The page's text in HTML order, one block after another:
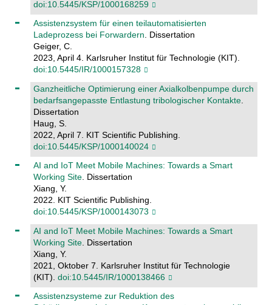
doi:10.5445/KSP/1000168259
Assistenzsystem für einen teilautomatisierten
Ladeprozess bei Forwardern. Dissertation
Geiger, C.
2023, April 4. Karlsruher Institut für Technologie (KIT).
doi:10.5445/IR/1000157328
Ganzheitliche Optimierung einer Axialkolbenpumpe durch
bedarfsangepasste Entlastung tribologischer Kontakte.
Dissertation
Haug, S.
2022, April 7. KIT Scientific Publishing.
doi:10.5445/KSP/1000140024
AI and IoT Meet Mobile Machines: Towards a Smart
Working Site. Dissertation
Xiang, Y.
2022. KIT Scientific Publishing.
doi:10.5445/KSP/1000143073
AI and IoT Meet Mobile Machines: Towards a Smart
Working Site. Dissertation
Xiang, Y.
2021, Oktober 7. Karlsruher Institut für Technologie
(KIT). doi:10.5445/IR/1000138466
Assistenzsysteme zur Reduktion des